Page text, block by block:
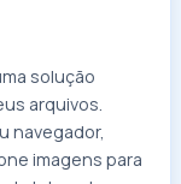
solução
arquivos.
navegador,
imagens para